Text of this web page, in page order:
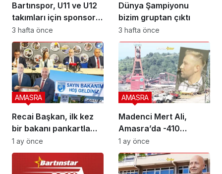
Bartınspor, U11 ve U12
takımları için sponsor
buldu
3 hafta önce
Dünya Şampiyonu
bizim gruptan çıktı
3 hafta önce
Recai Başkan, ilk kez
bir bakanı pankartla
karşıladı
AMASRA
1 ay önce
Madenci Mert Ali,
Amasra’da -410
kotunda can verdi
AMASRA
1 ay önce